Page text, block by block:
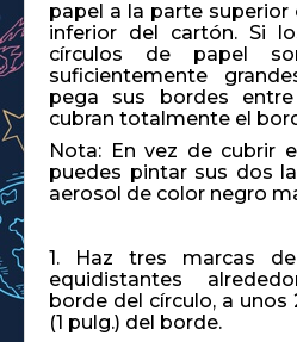
papel a la parte superior
inferior del cartón. Si
círculos de papel
suficientemente
pega sus bordes
cubran totalmente el
Nota: En vez de cubrir
puedes pintar sus dos
aerosol de color negro
1. Haz tres marcas
equidistantes
borde del círculo, a unos
(1 pulg.) del borde.